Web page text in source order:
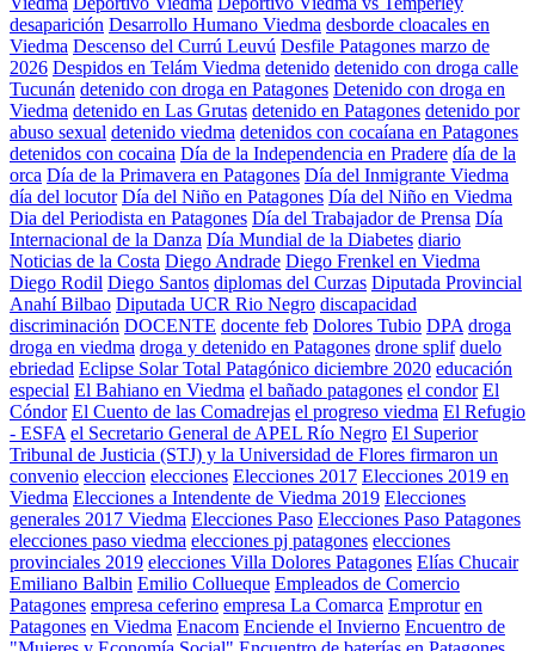
desaparición Desarrollo Humano Viedma desborde cloacales en
Viedma Descenso del Currú Leuvú Desfile Patagones marzo de
2026 Despidos en Telám Viedma detenido detenido con droga calle
Tucunán detenido con droga en Patagones Detenido con droga en
Viedma detenido en Las Grutas detenido en Patagones detenido por
abuso sexual detenido viedma detenidos con cocaíana en Patagones
detenidos con cocaina Día de la Independencia en Pradere día de la
orca Día de la Primavera en Patagones Día del Inmigrante Viedma
día del locutor Día del Niño en Patagones Día del Niño en Viedma
Dia del Periodista en Patagones Día del Trabajador de Prensa Día
Internacional de la Danza Día Mundial de la Diabetes diario
Noticias de la Costa Diego Andrade Diego Frenkel en Viedma
Diego Rodil Diego Santos diplomas del Curzas Diputada Provincial
Anahí Bilbao Diputada UCR Rio Negro discapacidad
discriminación DOCENTE docente feb Dolores Tubio DPA droga
droga en viedma droga y detenido en Patagones drone splif duelo
ebriedad Eclipse Solar Total Patagónico diciembre 2020 educación
especial El Bahiano en Viedma el bañado patagones el condor El
Cóndor El Cuento de las Comadrejas el progreso viedma El Refugio
- ESFA el Secretario General de APEL Río Negro El Superior
Tribunal de Justicia (STJ) y la Universidad de Flores firmaron un
convenio eleccion elecciones Elecciones 2017 Elecciones 2019 en
Viedma Elecciones a Intendente de Viedma 2019 Elecciones
generales 2017 Viedma Elecciones Paso Elecciones Paso Patagones
elecciones paso viedma elecciones pj patagones elecciones
provinciales 2019 elecciones Villa Dolores Patagones Elías Chucair
Emiliano Balbin Emilio Collueque Empleados de Comercio
Patagones empresa ceferino empresa La Comarca Emprotur en
Patagones en Viedma Enacom Enciende el Invierno Encuentro de